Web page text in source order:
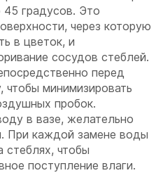
градусов. Это
через которую
в цветок, и
сосудов стеблей.
перед
минимизировать
пробок.
в вазе, желательно
При каждой замене воды
стеблях, чтобы
поступление влаги.